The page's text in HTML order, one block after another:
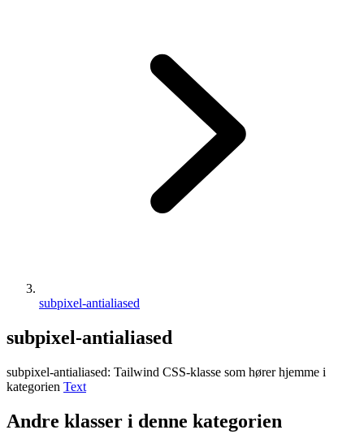
subpixel-antialiased
subpixel-antialiased
subpixel-antialiased: Tailwind CSS-klasse som hører hjemme i
kategorien Text
Andre klasser i denne kategorien